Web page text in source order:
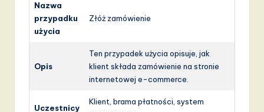
Nazwa
przypadku
użycia
Złóż zamówienie
Opis
Ten przypadek użycia opisuje, jak
klient składa zamówienie na stronie
internetowej e-commerce.
Uczestnicy
Klient, brama płatności, system